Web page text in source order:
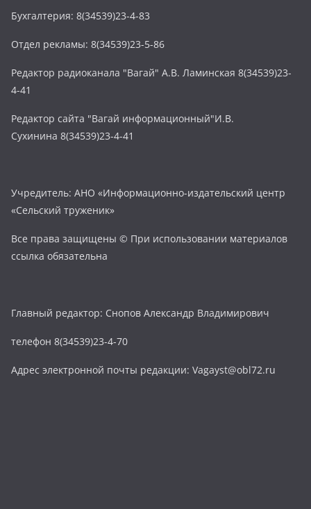
Бухгалтерия: 8(34539)23-4-83
Отдел рекламы: 8(34539)23-5-86
Редактор радиоканала "Вагай" А.В. Ламинская 8(34539)23-
4-41
Редактор сайта "Вагай информационный"И.В.
Сухинина 8(34539)23-4-41
Учредитель: АНО «Информационно-издательский центр
«Сельский труженик»
Все права защищены © При использовании материалов
ссылка обязательна
Главный редактор: Снопов Александр Владимирович
телефон 8(34539)23-4-70
Адрес электронной почты редакции: Vagayst@obl72.ru